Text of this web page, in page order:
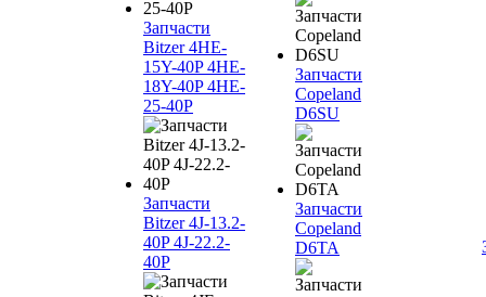
Запчасти
Bitzer 4HE-
15Y-40P 4HE-
18Y-40P 4HE-
25-40P
Запчасти
Bitzer 4J‐13.2-
40P 4J‐22.2-
40P
Запчасти
Copeland
D6SU
Запчасти
Copeland
D6TA